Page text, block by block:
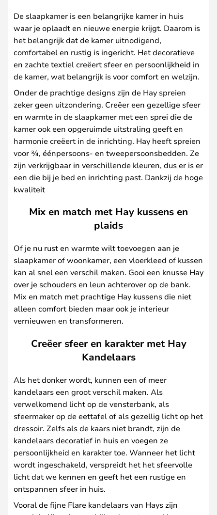
De slaapkamer is een belangrijke kamer in huis
waar je oplaadt en nieuwe energie krijgt. Daarom is
het belangrijk dat de kamer uitnodigend,
comfortabel en rustig is ingericht. Het decoratieve
en zachte textiel creëert sfeer en persoonlijkheid in
de kamer, wat belangrijk is voor comfort en welzijn.
Onder de prachtige designs zijn de Hay spreien
zeker geen uitzondering. Creëer een gezellige sfeer
en warmte in de slaapkamer met een sprei die de
kamer ook een opgeruimde uitstraling geeft en
harmonie creëert in de inrichting. Hay heeft spreien
voor ¾, éénpersoons- en tweepersoonsbedden. Ze
zijn verkrijgbaar in verschillende kleuren, dus er is er
een die bij je bed en inrichting past. Dankzij de hoge
kwaliteit
Mix en match met Hay kussens en
plaids
Of je nu rust en warmte wilt toevoegen aan je
slaapkamer of woonkamer, een vloerkleed of kussen
kan al snel een verschil maken. Gooi een knusse Hay
over je schouders en leun achterover op de bank.
Mix en match met prachtige Hay kussens die niet
alleen comfort bieden maar ook je interieur
vernieuwen en transformeren.
Creëer sfeer en karakter met Hay
Kandelaars
Als het donker wordt, kunnen een of meer
kandelaars een groot verschil maken. Als
verwelkomend licht op de vensterbank, als
sfeermaker op de eettafel of als gezellig licht op het
dressoir. Zelfs als de kaars niet brandt, zijn de
kandelaars decoratief in huis en voegen ze
persoonlijkheid en karakter toe. Wanneer het licht
wordt ingeschakeld, verspreidt het het sfeervolle
licht dat we kennen en geeft het een rustige en
ontspannen sfeer in huis.
Vooral de fijne Flare kandelaars van Hays zijn